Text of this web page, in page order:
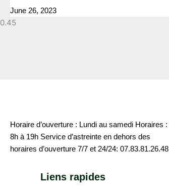
June 26, 2023
Horaire d’ouverture : Lundi au samedi Horaires :
8h à 19h Service d’astreinte en dehors des
horaires d’ouverture 7/7 et 24/24: 07.83.81.26.48
Liens rapides